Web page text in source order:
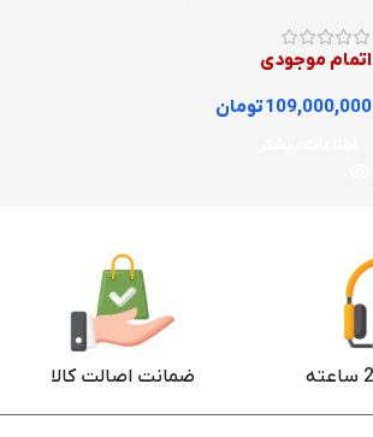
اتمام موجودی
109,000,000تومان
ضمانت اصالت کالا